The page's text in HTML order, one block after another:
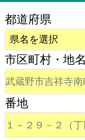
都道府県
市区町村・地名
番地